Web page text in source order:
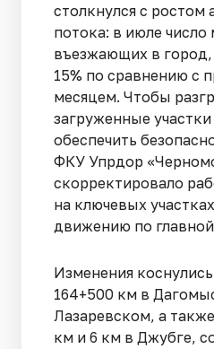
столкнулся с ростом
потока: в июле число
въезжающих в город,
15% по сравнению с
месяцем. Чтобы
загруженные
обеспечить
ФКУ Упрдор
скорректировало
на ключевых
движению по
Изменения
164+500 км в
Лазаревском, а
км и 6 км в Джубге,